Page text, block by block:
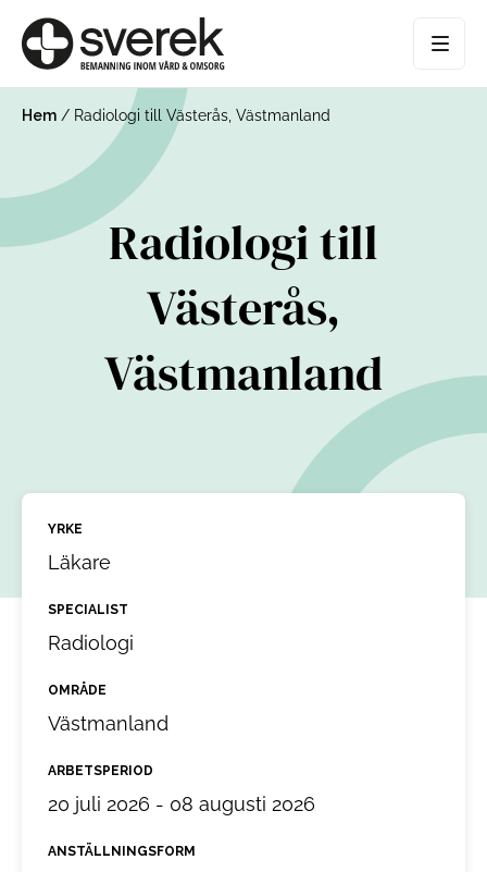
Hem / Radiologi till Västerås, Västmanland
Radiologi till
Västerås,
Västmanland
YRKE
Läkare
SPECIALIST
Radiologi
OMRÅDE
Västmanland
ARBETSPERIOD
20 juli 2026 - 08 augusti 2026
ANSTÄLLNINGSFORM